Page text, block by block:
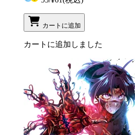
カートに追加
カートに追加しました